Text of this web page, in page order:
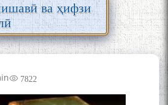
ва ҳифзи
7822